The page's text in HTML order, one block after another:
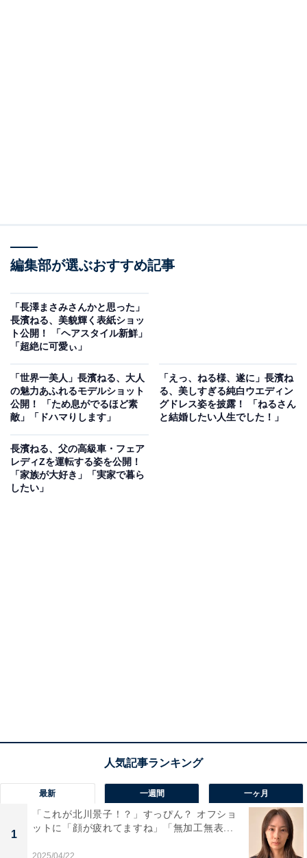
編集部が選ぶおすすめ記事
「長澤まさみさんかと思った」
長濱ねる、美貌輝く表紙ショッ
ト公開！ 「ヘアスタイル新鮮」
「超絶に可愛ぃ」
「世界一美人」長濱ねる、大人
の魅力あふれるモデルショット
公開！ 「ため息がでるほど素
敵」「ドハマりします」
「えっ、ねる様、遂に」長濱ね
る、美しすぎる純白ウエディン
グドレス姿を披露！ 「ねるさん
と結婚したい人生でした！」
長濱ねる、父の高級車・フェア
レディZを運転する姿を公開！
「家族が大好き」「実家で暮ら
したい」
最新 一週間 一ヶ月
1
「これが北川景子！？」すっぴん？ オフショ
ットに「顔が疲れてますね」「無加工無表...